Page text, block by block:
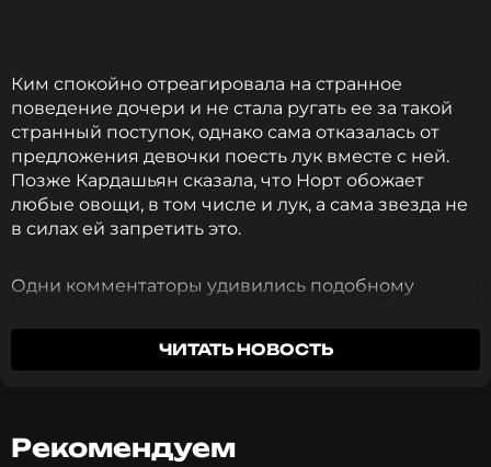
Ким спокойно отреагировала на странное
поведение дочери и не стала ругать ее за такой
странный поступок, однако сама отказалась от
предложения девочки поесть лук вместе с ней.
Позже Кардашьян сказала, что Норт обожает
любые овощи, в том числе и лук, а сама звезда не
в силах ей запретить это.
Одни комментаторы удивились подобному
«очень необычным ребенком», а другие отметили,
что в любви к овощам нет ничего страшного, но
ЧИТАТЬ НОВОСТЬ
Рекомендуем